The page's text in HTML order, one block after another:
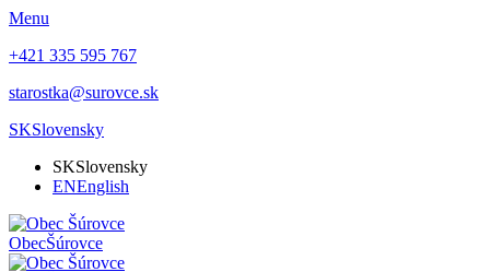
Menu
+421 335 595 767
starostka@surovce.sk
SKSlovensky
SKSlovensky
ENEnglish
ObecŠúrovce